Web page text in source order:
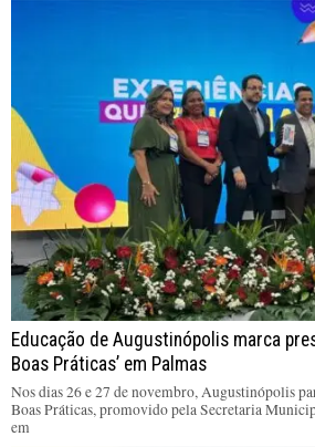
Educação de Augustinópolis marca
Boas Práticas’ em Palmas
Nos dias 26 e 27 de novembro, Augustinópolis
Boas Práticas, promovido pela Secretaria
em